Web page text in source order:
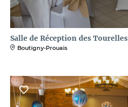
Salle de Réception des Tourelles
Boutigny-Prouais